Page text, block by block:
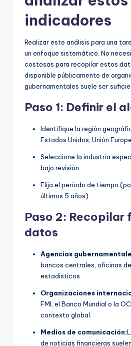
indicadores
Realizar este análisis para una
un enfoque sistemático. No
costosas para recopilar estos
disponible públicamente de
gubernamentales suele ser
Paso 1: Definir el
Identifique la región
Estados Unidos, Unión
Seleccione la industria
bajo revisión.
Elija el período de tiempo
últimos 5 años).
Paso 2: Recopilar
datos
Agencias
bancos centrales, oficinas
estadísticos.
Organizaciones
FMI, el Banco Mundial o la
contexto global.
Medios de comunicación:
de noticias financieras